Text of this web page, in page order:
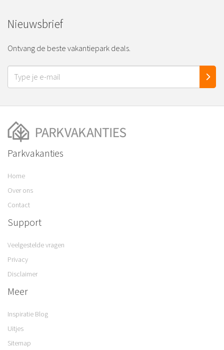
Nieuwsbrief
Ontvang de beste vakantiepark deals.
Parkvakanties
Home
Over ons
Contact
Support
Veelgestelde vragen
Privacy
Disclaimer
Meer
Inspiratie Blog
Uitjes
Sitemap